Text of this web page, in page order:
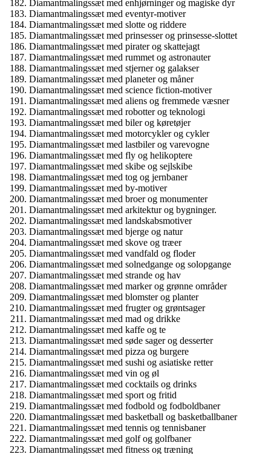
Diamantmalingssæt med enhjørninger og magiske dyr
Diamantmalingssæt med eventyr-motiver
Diamantmalingssæt med slotte og riddere
Diamantmalingssæt med prinsesser og prinsesse-slottet
Diamantmalingssæt med pirater og skattejagt
Diamantmalingssæt med rummet og astronauter
Diamantmalingssæt med stjerner og galakser
Diamantmalingssæt med planeter og måner
Diamantmalingssæt med science fiction-motiver
Diamantmalingssæt med aliens og fremmede væsner
Diamantmalingssæt med robotter og teknologi
Diamantmalingssæt med biler og køretøjer
Diamantmalingssæt med motorcykler og cykler
Diamantmalingssæt med lastbiler og varevogne
Diamantmalingssæt med fly og helikoptere
Diamantmalingssæt med skibe og sejlskibe
Diamantmalingssæt med tog og jernbaner
Diamantmalingssæt med by-motiver
Diamantmalingssæt med broer og monumenter
Diamantmalingssæt med arkitektur og bygninger.
Diamantmalingssæt med landskabsmotiver
Diamantmalingssæt med bjerge og natur
Diamantmalingssæt med skove og træer
Diamantmalingssæt med vandfald og floder
Diamantmalingssæt med solnedgange og solopgange
Diamantmalingssæt med strande og hav
Diamantmalingssæt med marker og grønne områder
Diamantmalingssæt med blomster og planter
Diamantmalingssæt med frugter og grøntsager
Diamantmalingssæt med mad og drikke
Diamantmalingssæt med kaffe og te
Diamantmalingssæt med søde sager og desserter
Diamantmalingssæt med pizza og burgere
Diamantmalingssæt med sushi og asiatiske retter
Diamantmalingssæt med vin og øl
Diamantmalingssæt med cocktails og drinks
Diamantmalingssæt med sport og fritid
Diamantmalingssæt med fodbold og fodboldbaner
Diamantmalingssæt med basketball og basketballbaner
Diamantmalingssæt med tennis og tennisbaner
Diamantmalingssæt med golf og golfbaner
Diamantmalingssæt med fitness og træning